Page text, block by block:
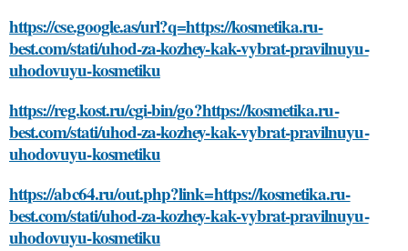
https://cse.google.as/url?q=https://kosmetika.ru-
best.com/stati/uhod-za-kozhey-kak-vybrat-pravilnuyu-
uhodovuyu-kosmetiku
https://reg.kost.ru/cgi-bin/go?https://kosmetika.ru-
best.com/stati/uhod-za-kozhey-kak-vybrat-pravilnuyu-
uhodovuyu-kosmetiku
https://abc64.ru/out.php?link=https://kosmetika.ru-
best.com/stati/uhod-za-kozhey-kak-vybrat-pravilnuyu-
uhodovuyu-kosmetiku